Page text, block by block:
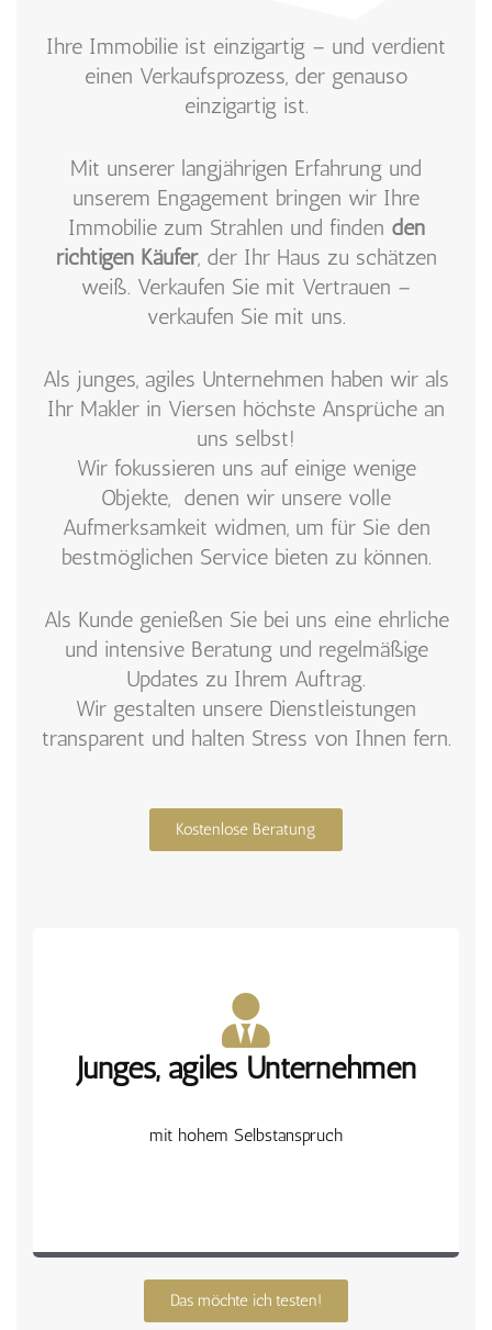
Ihre Immobilie ist einzigartig – und verdient
einen Verkaufsprozess, der genauso
einzigartig ist.
Mit unserer langjährigen Erfahrung und
unserem Engagement bringen wir Ihre
Immobilie zum Strahlen und finden den
richtigen Käufer, der Ihr Haus zu schätzen
weiß. Verkaufen Sie mit Vertrauen –
verkaufen Sie mit uns.
Als junges, agiles Unternehmen haben wir als
Ihr Makler in Viersen höchste Ansprüche an
uns selbst!
Wir fokussieren uns auf einige wenige
Objekte, denen wir unsere volle
Aufmerksamkeit widmen, um für Sie den
bestmöglichen Service bieten zu können.
Als Kunde genießen Sie bei uns eine ehrliche
und intensive Beratung und regelmäßige
Updates zu Ihrem Auftrag.
Wir gestalten unsere Dienstleistungen
transparent und halten Stress von Ihnen fern.
Kostenlose Beratung
Junges, agiles Unternehmen​
mit hohem Selbstanspruch
für Ihren Verkaufserfolg
schnell, zuverlässig und professionell
Das möchte ich testen!